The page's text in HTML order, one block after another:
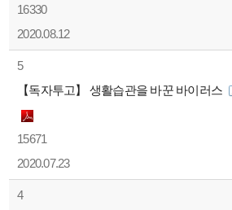
16330
2020.08.12
5
【독자투고】 생활습관을 바꾼 바이러스
15671
2020.07.23
4